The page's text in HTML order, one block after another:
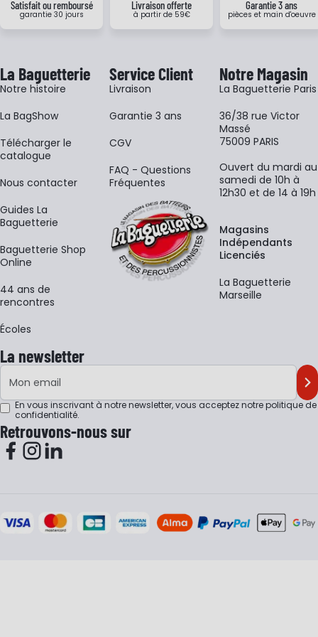
Satisfait ou remboursé
garantie 30 jours
Livraison offerte
à partir de 59€
Garantie 3 ans
pièces et main d'oeuvre
La Baguetterie
Notre histoire
La BagShow
​Télécharger le
catalogue
Nous contacter
Guides La
Baguetterie
Baguetterie Shop
Online
44 ans de
rencontres
Écoles
Service Client
Livraison
Garantie 3 ans
CGV
FAQ - Questions
Fréquentes
Notre Magasin
La Baguetterie Paris
36/38 rue Victor
Massé
75009 PARIS
Ouvert du mardi au
samedi de 10h à
12h30 et de 14 à 19h
Magasins
Indépendants
Licenciés
La Baguetterie
Marseille
La newsletter
Adresse e-mail
En vous inscrivant à notre newsletter, vous acceptez notrepolitique de
confidentialité.
Retrouvons-nous sur